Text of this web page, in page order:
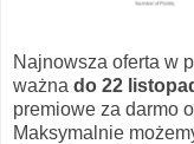
Najnowsza oferta w
ważna do 22
premiowe za darmo
Maksymalnie